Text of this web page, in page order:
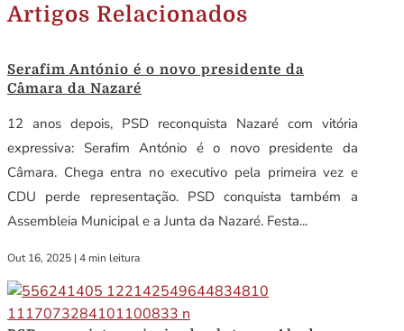
Artigos Relacionados
Serafim António é o novo presidente da
Câmara da Nazaré
12 anos depois, PSD reconquista Nazaré com vitória
expressiva: Serafim António é o novo presidente da
Câmara. Chega entra no executivo pela primeira vez e
CDU perde representação. PSD conquista também a
Assembleia Municipal e a Junta da Nazaré. Festa...
Out 16, 2025 | 4 min leitura